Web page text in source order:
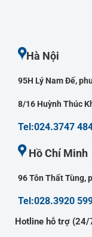
Hà Nội
95H Lý Nam Đế,
8/16 Huỳnh Thúc
Tel:024.3747
Hồ Chí Minh
96 Tôn Thất Tùng,
Tel:028.3920
Hotline hỗ trợ (24/